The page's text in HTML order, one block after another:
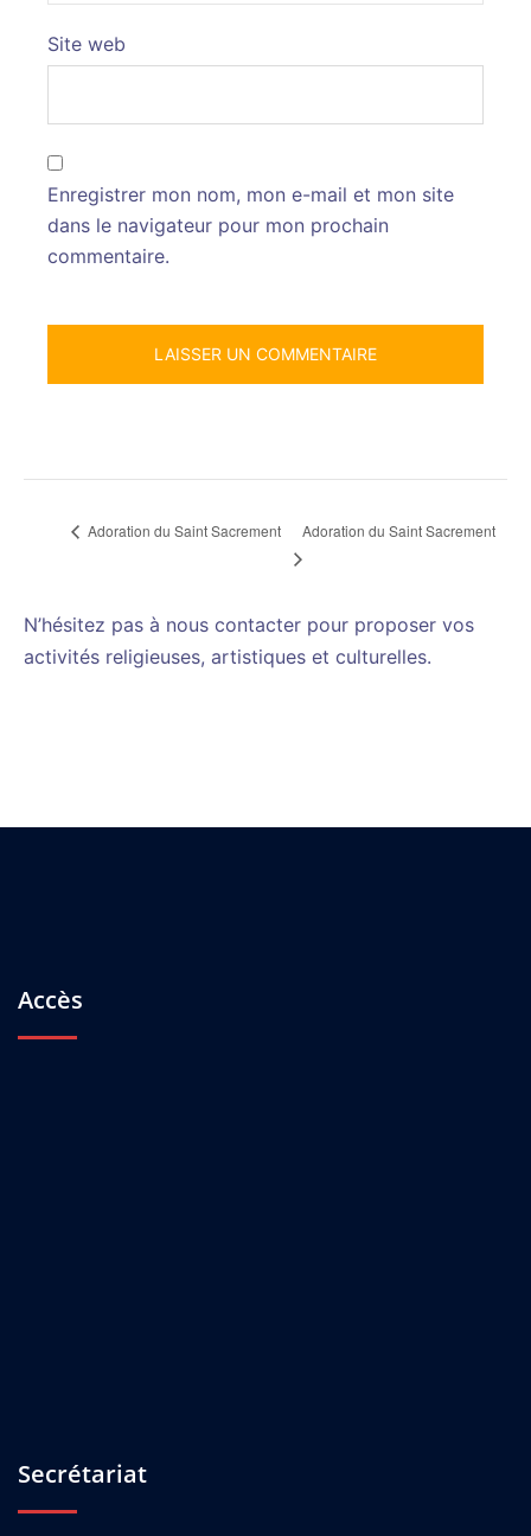
Site web
Enregistrer mon nom, mon e-mail et mon site
dans le navigateur pour mon prochain
commentaire.
Adoration du Saint Sacrement Adoration du Saint Sacrement
N’hésitez pas à nous contacter pour proposer vos
activités religieuses, artistiques et culturelles.
Accès
Secrétariat